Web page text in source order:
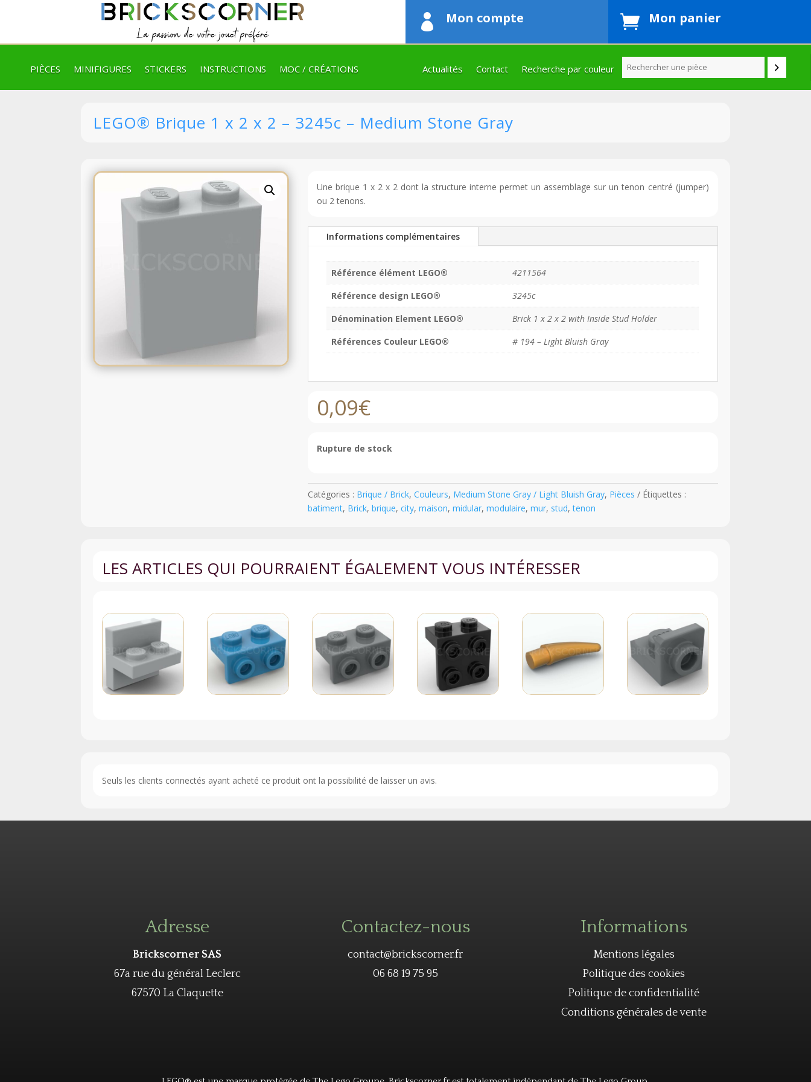
 Mon compte  Mon panier
PIÈCES MINIFIGURES STICKERS INSTRUCTIONS MOC / CRÉATIONS Actualités Contact Recherche par couleur
LEGO® Brique 1 x 2 x 2 – 3245c – Medium Stone Gray
Une brique 1 x 2 x 2 dont la structure interne permet un assemblage sur un tenon centré (jumper)
ou 2 tenons.
Informations complémentaires
Référence élément LEGO®
4211564
Référence design LEGO®
3245c
Dénomination Element LEGO®
Brick 1 x 2 x 2 with Inside Stud Holder
Références Couleur LEGO®
# 194 – Light Bluish Gray
0,09€
Rupture de stock
Catégories : Brique / Brick, Couleurs, Medium Stone Gray / Light Bluish Gray, Pièces
Étiquettes :
batiment, Brick, brique, city, maison, midular, modulaire, mur, stud,tenon
LES ARTICLES QUI POURRAIENT ÉGALEMENT VOUS INTÉRESSER
Seuls les clients connectés ayant acheté ce produit ont la possibilité de laisser un avis.
Adresse
Brickscorner SAS
67a rue du général Leclerc
67570 La Claquette
Contactez-nous
contact@brickscorner.fr
06 68 19 75 95
Informations
Mentions légales
Politique des cookies
Politique de confidentialité
Conditions générales de vente